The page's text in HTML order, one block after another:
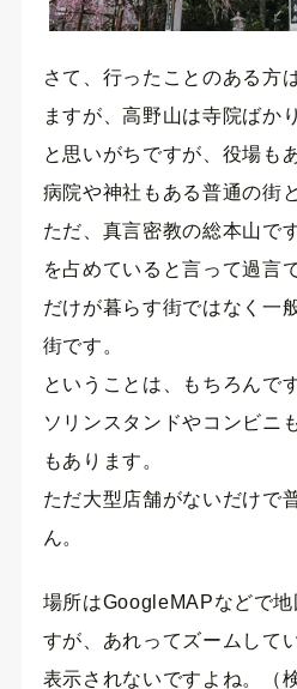
さて、行ったことのある方
ますが、高野山は寺院ばか
と思いがちですが、役場も
病院や神社もある普通の街
ただ、真言密教の総本山で
を占めていると言って過言
だけが暮らす街ではなく一
街です。
ということは、もちろんで
ソリンスタンドやコンビニ
もあります。
ただ大型店舗がないだけで
ん。
場所はGoogleMAPなどで
すが、あれってズームして
表示されないですよね。（